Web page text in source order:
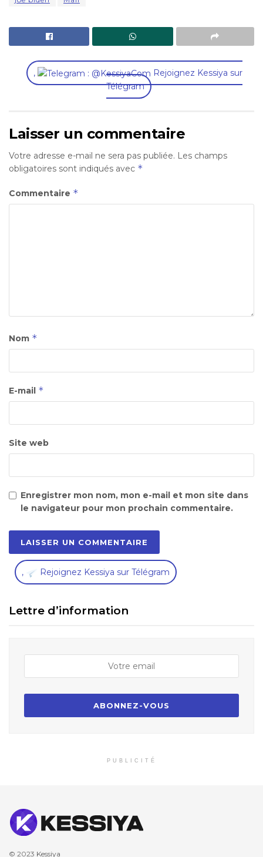
,
Rejoignez Kessiya sur
Télégram
Laisser un commentaire
Votre adresse e-mail ne sera pas publiée. Les champs
obligatoires sont indiqués avec *
Commentaire *
Nom *
E-mail *
Site web
Enregistrer mon nom, mon e-mail et mon site dans
le navigateur pour mon prochain commentaire.
, Rejoignez Kessiya sur Télégram
Lettre d’information
PUBLICITÉ
© 2023 Kessiya